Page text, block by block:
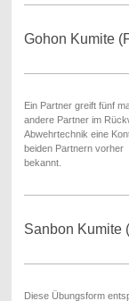
Gohon Kumite
Ein Partner greift fünf
andere Partner im
Abwehrtechnik eine
beiden Partnern vorher
bekannt.
Sanbon Kumite
Diese Übungsform